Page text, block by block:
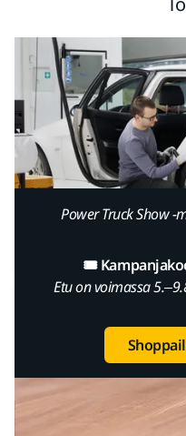
Power Truck Show -
🎟️
Etu on voimassa